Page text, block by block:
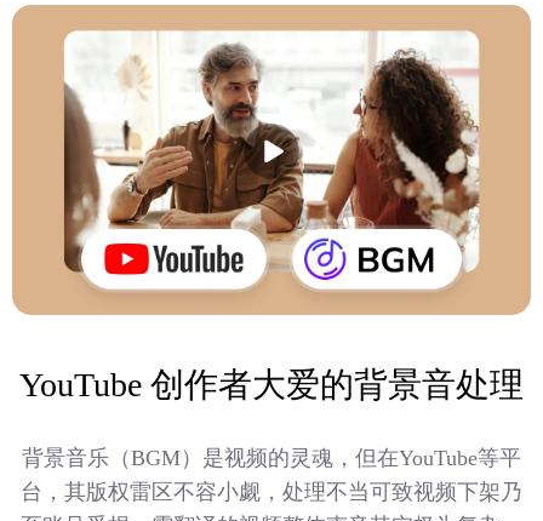
YouTube 创作者大爱的背景音处理
背景音乐（BGM）是视频的灵魂，但在YouTube等平
台，其版权雷区不容小觑，处理不当可致视频下架乃